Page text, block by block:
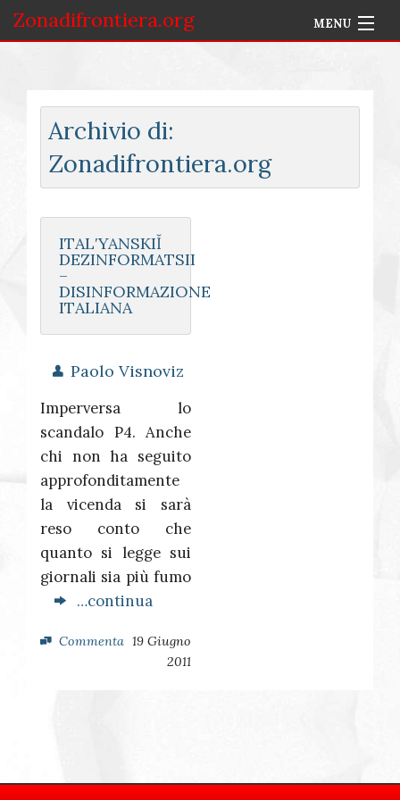
Zonadifrontiera.org MENU
Selezione per Autore
Accedi
Archivio di:
Zonadifrontiera.org
ITALʹYANSKIĬ
DEZINFORMATSII
–
DISINFORMAZIONE
ITALIANA
Paolo Visnoviz
Imperversa lo
scandalo P4. Anche
chi non ha seguito
approfonditamente
la vicenda si sarà
reso conto che
quanto si legge sui
giornali sia più fumo
…continua
Commenta 19 Giugno
2011